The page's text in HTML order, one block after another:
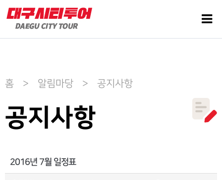
홈 > 알림마당 > 공지사항
공지사항
2016년 7월 일정표